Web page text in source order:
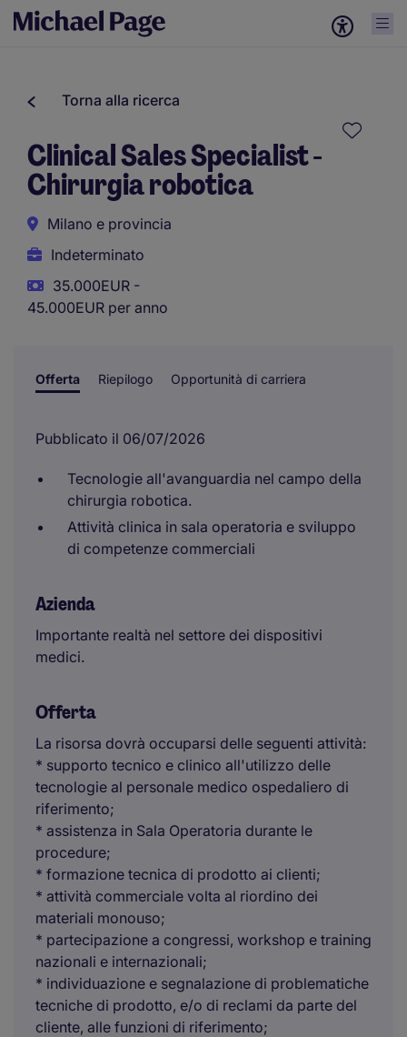
Torna alla ricerca
Clinical Sales Specialist -
Chirurgia robotica
Milano e provincia
Indeterminato
35.000EUR -
45.000EUR per anno
Offerta Riepilogo Opportunità di carriera
Pubblicato il 06/07/2026
Tecnologie all'avanguardia nel campo della
chirurgia robotica.
Attività clinica in sala operatoria e sviluppo
di competenze commerciali
Azienda
Importante realtà nel settore dei dispositivi
medici.
Offerta
La risorsa dovrà occuparsi delle seguenti attività:
* supporto tecnico e clinico all'utilizzo delle
tecnologie al personale medico ospedaliero di
riferimento;
* assistenza in Sala Operatoria durante le
procedure;
* formazione tecnica di prodotto ai clienti;
* attività commerciale volta al riordino dei
materiali monouso;
* partecipazione a congressi, workshop e training
nazionali e internazionali;
* individuazione e segnalazione di problematiche
tecniche di prodotto, e/o di reclami da parte del
cliente, alle funzioni di riferimento;